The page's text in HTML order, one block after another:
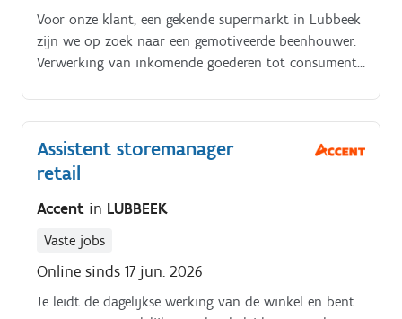
Voor onze klant, een gekende supermarkt in Lubbeek
zijn we op zoek naar een gemotiveerde beenhouwer.
Verwerking van inkomende goederen tot consument
gemaakt op de traditionele manier;Algemeen beheer,
toepassen van HACCP normen;In overleg met de
groepsverantwoordelijke gericht naar doelstellingen
toewerken.
Assistent storemanager
retail
Accent in LUBBEEK
Vaste jobs
Online sinds 17 jun. 2026
Je leidt de dagelijkse werking van de winkel en bent